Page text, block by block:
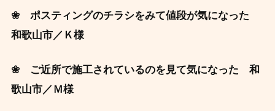
❀ ポスティングのチラシをみて値段が気になった
和歌山市／Ｋ様
❀ ご近所で施工されているのを見て気になった 和
歌山市／Ｍ様